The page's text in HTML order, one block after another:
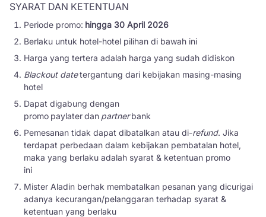
SYARAT DAN KETENTUAN
Periode promo: hingga 30 April 2026
Berlaku untuk hotel-hotel pilihan di bawah ini
Harga yang tertera adalah harga yang sudah didiskon
Blackout datetergantung dari kebijakan masing-masing
hotel
Dapat digabung dengan
promo paylater dan partnerbank
Pemesanan tidak dapat dibatalkan atau di-refund. Jika
terdapat perbedaan dalam kebijakan pembatalan hotel,
maka yang berlaku adalah syarat & ketentuan promo
ini
Mister Aladin berhak membatalkan pesanan yang dicurigai
adanya kecurangan/pelanggaran terhadap syarat &
ketentuan yang berlaku